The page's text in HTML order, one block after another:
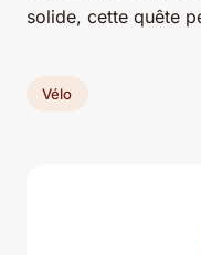
solide, cette quête
Vélo